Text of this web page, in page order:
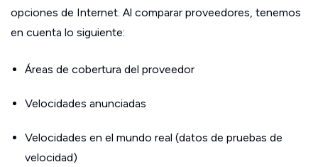
opciones de Internet. Al comparar proveedores, tenemos
en cuenta lo siguiente:
Áreas de cobertura del proveedor
Velocidades anunciadas
Velocidades en el mundo real (datos de pruebas de
velocidad)